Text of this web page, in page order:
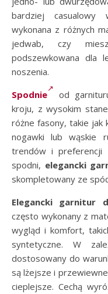
bardziej casualowy
wykonana z różnych
jedwab, czy
podszewkowana dla
noszenia.
Spodnie
od
kroju, z wysokim
różne fasony, takie jak
nogawki lub wąskie
trendów i preferencji
spodni, elegancki
skompletowany ze
Elegancki garnitur
często wykonany z
wygląd i komfort,
syntetyczne. W
dostosowany do
są lżejsze i
cieplejsze. Cechą